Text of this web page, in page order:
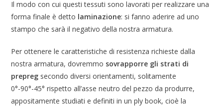
Il modo con cui questi tessuti sono lavorati per realizzare una
forma finale è detto laminazione: si fanno aderire ad uno
stampo che sarà il negativo della nostra armatura.
Per ottenere le caratteristiche di resistenza richieste dalla
nostra armatura, dovremmo sovrapporre gli strati di
prepreg secondo diversi orientamenti, solitamente
0°-90°-45° rispetto all’asse neutro del pezzo da produrre,
appositamente studiati e definiti in un ply book, cioè la